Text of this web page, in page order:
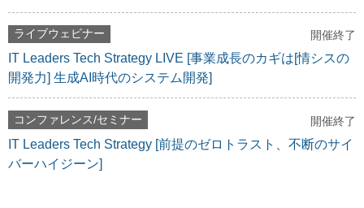
ライブウェビナー 開催終了
IT Leaders Tech Strategy LIVE [事業成長のカギは[情シスの
開発力] 生成AI時代のシステム開発]
コンファレンス/セミナー 開催終了
IT Leaders Tech Strategy [前提のゼロトラスト、不断のサイ
バーハイジーン]